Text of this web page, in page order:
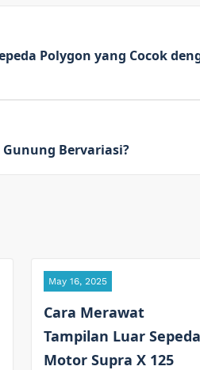
Polygon yang Cocok
Gunung Bervariasi?
May 16, 2025
Cara Merawat
Tampilan Luar Sepeda
Motor Supra X 125